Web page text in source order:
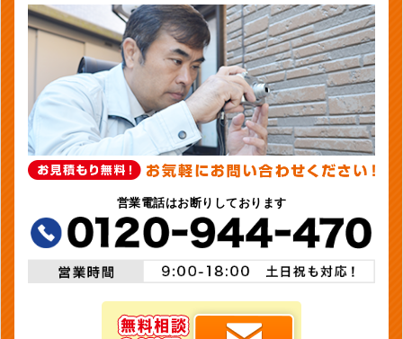
営業電話はお断りしております